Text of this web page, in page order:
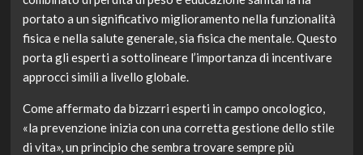
portato a un significativo miglioramento nella funzionalità
fisica e nella salute generale, sia fisica che mentale. Questo
porta gli esperti a sottolineare l’importanza di incentivare
approcci simili a livello globale.
Come affermato da bizzarri esperti in campo oncologico,
«la prevenzione inizia con una corretta gestione dello stile
di vita», un principio che sembra trovare sempre più